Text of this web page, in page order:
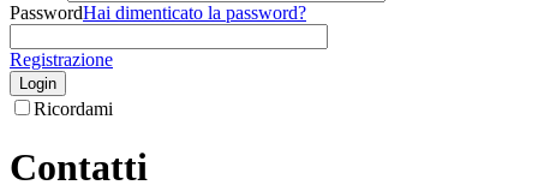
PasswordHai dimenticato la password?
Registrazione
Login
Ricordami
Contatti